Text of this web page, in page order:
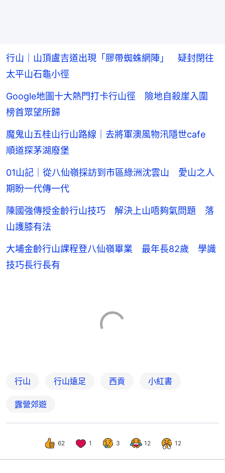
行山｜山頂盧吉道出現「膠帶蜘蛛網陣」 疑封閉往
太平山石龜小徑
Google地圖十大熱門打卡行山徑 險地自殺崖入圍
榜首眾望所歸
魔鬼山五桂山行山路線｜去將軍澳風物汛隱世cafe
順道探茅湖廢堡
01山記｜從八仙嶺採訪到市區綠洲沈雲山 愛山之人
期盼一代傳一代
陳國強傳授金齡行山技巧 解決上山唔夠氣問題 落
山護膝有法
大埔金齡行山課程登八仙嶺畢業 最年長82歲 學識
技巧長行長有
行山 行山遠足 西貢 小紅書
露營郊遊
62 1 3 12 12